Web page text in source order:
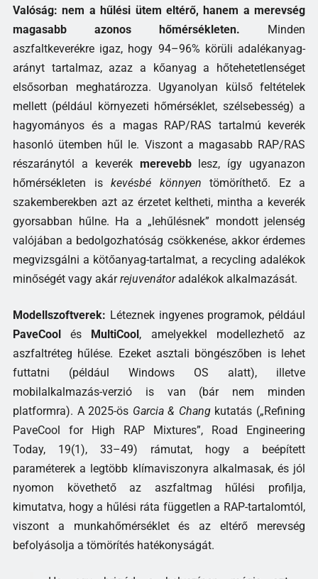
Valóság: nem a hűlési ütem eltérő, hanem a merevség
magasabb azonos hőmérsékleten. Minden
aszfaltkeverékre igaz, hogy 94–96% körüli adalékanyag-
arányt tartalmaz, azaz a kőanyag a hőtehetetlenséget
elsősorban meghatározza. Ugyanolyan külső feltételek
mellett (például környezeti hőmérséklet, szélsebesség) a
hagyományos és a magas RAP/RAS tartalmú keverék
hasonló ütemben hűl le. Viszont a magasabb RAP/RAS
részaránytól a keverék merevebblesz, így ugyanazon
hőmérsékleten is kevésbé könnyen tömöríthető. Ez a
szakemberekben azt az érzetet keltheti, mintha a keverék
gyorsabban hűlne. Ha a „lehűlésnek” mondott jelenség
valójában a bedolgozhatóság csökkenése, akkor érdemes
megvizsgálni a kötőanyag-tartalmat, a recycling adalékok
minőségét vagy akárrejuvenátoradalékok alkalmazását.
Modellszoftverek: Léteznek ingyenes programok, például
PaveCool
és MultiCool , amelyekkel modellezhető az
aszfaltréteg hűlése. Ezeket asztali böngészőben is lehet
futtatni (például Windows OS alatt), illetve
mobilalkalmazás-verzió is van (bár nem minden
platformra). A 2025-ös Garcia & Changkutatás („Refining
PaveCool for High RAP Mixtures”, Road Engineering
Today, 19(1), 33–49) rámutat, hogy a beépített
paraméterek a legtöbb klímaviszonyra alkalmasak, és jól
nyomon követhető az aszfaltmag hűlési profilja,
kimutatva, hogy a hűlési ráta független a RAP-tartalomtól,
viszont a munkahőmérséklet és az eltérő merevség
befolyásolja a tömörítés hatékonyságát.